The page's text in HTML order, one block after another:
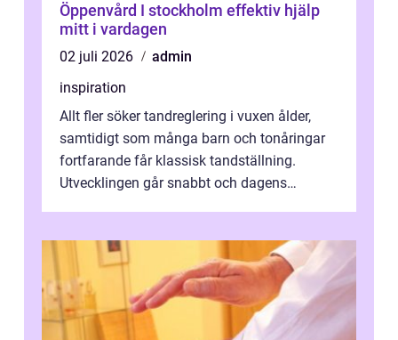
Öppenvård I stockholm effektiv hjälp
mitt i vardagen
02 juli 2026
admin
inspiration
Allt fler söker tandreglering i vuxen ålder,
samtidigt som många barn och tonåringar
fortfarande får klassisk tandställning.
Utvecklingen går snabbt och dagens